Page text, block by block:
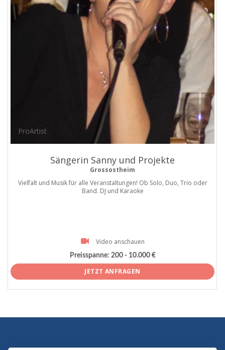
ProArtist
Sängerin Sanny und Projekte
Grossostheim
Vielfalt und Musik für alle Veranstaltungen! Ob Solo, Duo, Trio oder
Band. DJ und Karaoke
Video anschauen
Preisspanne: 200 - 10.000 €
JETZT ANFRAGEN